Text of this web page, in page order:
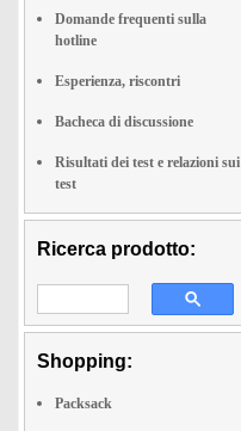
Domande frequenti sulla
hotline
Esperienza, riscontri
Bacheca di discussione
Risultati dei test e relazioni sui
test
Ricerca prodotto:
Shopping:
Packsack